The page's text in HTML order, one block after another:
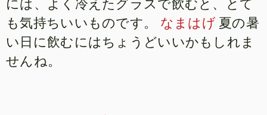
も気持ちいいものです。 なまはげ夏の暑
い日に飲むにはちょうどいいかもしれま
せんね。